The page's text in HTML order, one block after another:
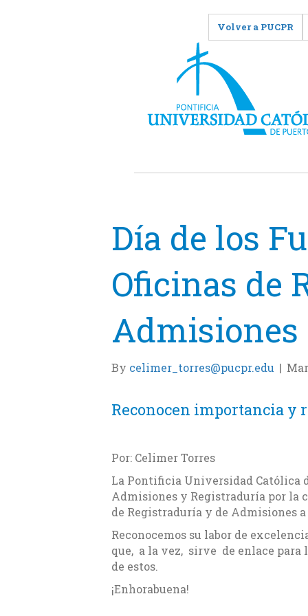
Volver a PUCPR
Día de los
Oficinas de
Admisiones
By celimer_torres@pucpr.edu |
Reconocen importancia y
Por: Celimer Torres
La Pontificia Universidad Católica
Admisiones y Registraduría por la
de Registraduría y de Admisiones
Reconocemos su labor de
que, a la vez, sirve de enlace para
de estos.
¡Enhorabuena!